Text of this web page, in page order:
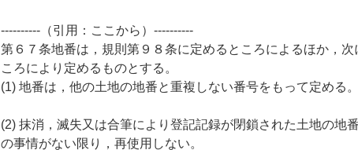
----------（引用：ここから）----------
第６７条地番は，規則第９８条に定めるところによるほか，次
ころにより定めるものとする。
(1) 地番は，他の土地の地番と重複しない番号をもって定める
(2) 抹消，滅失又は合筆により登記記録が閉鎖された土地の地
の事情がない限り，再使用しない。